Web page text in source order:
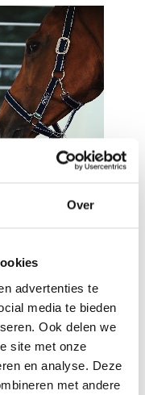
Over
advertenties te
media te bieden
Ook delen we
site met onze
en analyse. Deze
met andere